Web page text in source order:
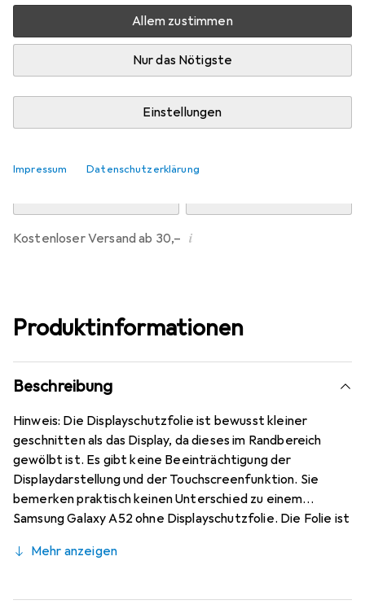
Allem zustimmen
Nur das Nötigste
Einstellungen
Impressum Datenschutzerklärung
Mi, 12.8. geliefert
Mehr als 10 Stück an Lager beim Drittanbieter
Lieferort angeben für genaue Lieferzeit
Kostenloser Versand ab 30,– i
Produktinformationen
Beschreibung
Hinweis: Die Displayschutzfolie ist bewusst kleiner
geschnitten als das Display, da dieses im Randbereich
gewölbt ist. Es gibt keine Beeinträchtigung der
Displaydarstellung und der Touchscreenfunktion. Sie
bemerken praktisch keinen Unterschied zu einem
Samsung Galaxy A52 ohne Displayschutzfolie. Die Folie ist
Oberfläche und sehr beständig gegen Kratzer und
kleiner als das Samsung Galaxy A52 Glas, da dieses
Mehr anzeigen